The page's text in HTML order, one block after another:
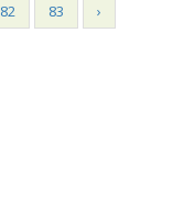
82 83
›